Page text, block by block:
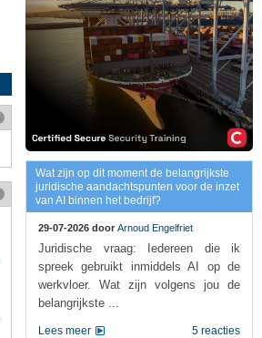
Wat zijn op dit moment de belangrijkste
juridische aandachtspunten voor de inzet
van AI binnen het bedrijf?
29-07-2026 door Arnoud Engelfriet
Juridische vraag: Iedereen die ik
spreek gebruikt inmiddels AI op de
werkvloer. Wat zijn volgens jou de
belangrijkste ...
5 reacties
Lees meer